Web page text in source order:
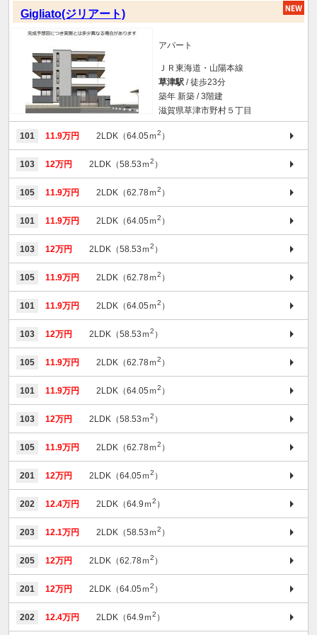
Gigliato(ジリアート)
アパート
ＪＲ東海道・山陽本線
草津駅 / 徒歩23分
築年 新築 / 3階建
滋賀県草津市野村５丁目
101 11.9万円 2LDK（64.05ｍ2 ）
103 12万円 2LDK（58.53ｍ2 ）
105 11.9万円 2LDK（62.78ｍ2 ）
101 11.9万円 2LDK（64.05ｍ2 ）
103 12万円 2LDK（58.53ｍ2 ）
105 11.9万円 2LDK（62.78ｍ2 ）
101 11.9万円 2LDK（64.05ｍ2 ）
103 12万円 2LDK（58.53ｍ2 ）
105 11.9万円 2LDK（62.78ｍ2 ）
101 11.9万円 2LDK（64.05ｍ2 ）
103 12万円 2LDK（58.53ｍ2 ）
105 11.9万円 2LDK（62.78ｍ2 ）
201 12万円 2LDK（64.05ｍ2 ）
202 12.4万円 2LDK（64.9ｍ2 ）
203 12.1万円 2LDK（58.53ｍ2 ）
205 12万円 2LDK（62.78ｍ2 ）
201 12万円 2LDK（64.05ｍ2 ）
202 12.4万円 2LDK（64.9ｍ2 ）